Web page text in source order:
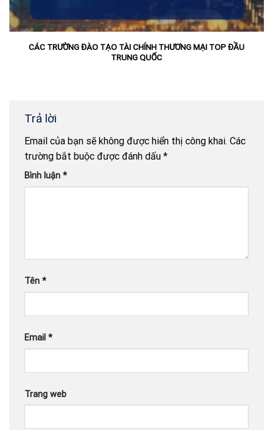
CÁC TRƯỜNG ĐÀO TẠO TÀI CHÍNH THƯƠNG MẠI TOP ĐẦU
TRUNG QUỐC
Trả lời
Email của bạn sẽ không được hiển thị công khai. Các
trường bắt buộc được đánh dấu *
Bình luận *
Tên *
Email *
Trang web